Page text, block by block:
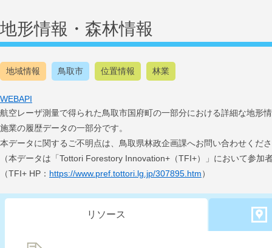
地形情報・森林情報
地域情報 鳥取市 位置情報 林業
WEBAPI
航空レーザ測量で得られた鳥取市国府町の一部分における詳細な地形
施業の履歴データの一部分です。
本データに関するご不明点は、鳥取県林政企画課へお問い合わせくだ
（本データは「Tottori Forestory Innovation+（TFI+）」において参加
（TFI+ HP： https://www.pref.tottori.lg.jp/307895.htm）
リソース